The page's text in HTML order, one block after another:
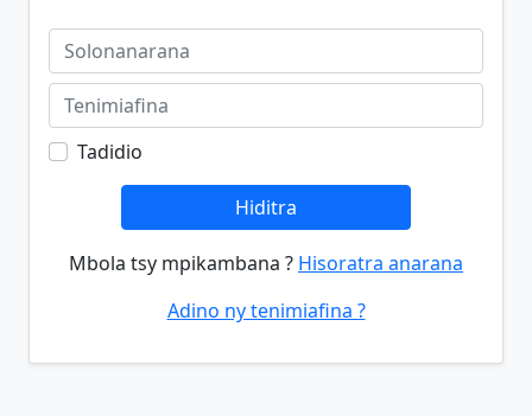
Tadidio
Hiditra
Mbola tsy mpikambana ? Hisoratra anarana
Adino ny tenimiafina ?